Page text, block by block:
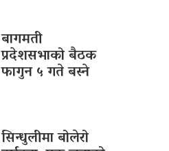
बागमती
प्रदेशसभाको बैठक
फागुन ५ गते बस्ने
सिन्धुलीमा बोलेरो